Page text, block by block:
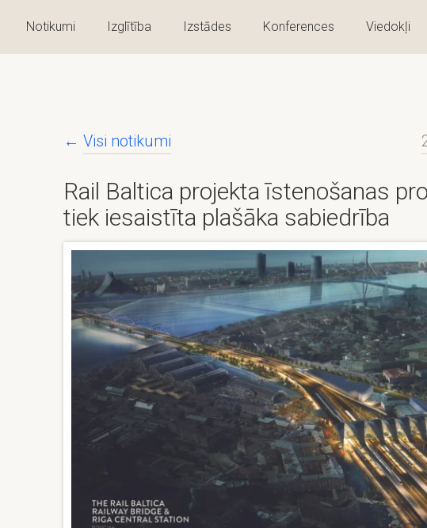
Notikumi Izglītība Izstādes Konferences Viedokļi
← Visi notikumi
Rail Baltica projekta īstenošanas
tiek iesaistīta plašāka sabiedrība